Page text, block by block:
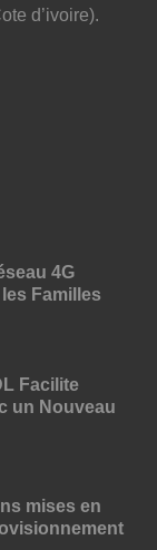
d’ivoire).
4G
Familles
Facilite
un Nouveau
mises en